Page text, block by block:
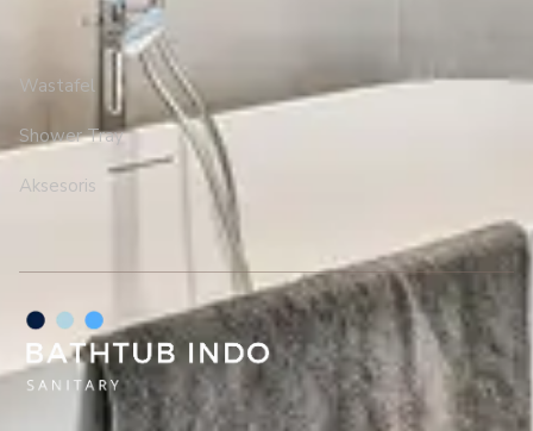
Wastafel
Shower Tray
Aksesoris